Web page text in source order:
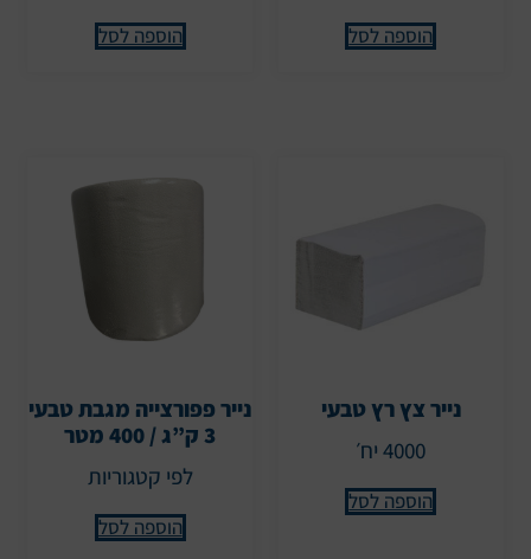
הוספה לסל
הוספה לסל
נייר צץ רץ טבעי
4000 יח׳
הוספה לסל
נייר פפורצייה מגבת טבעי
3 ק”ג / 400 מטר
לפי קטגוריות
הוספה לסל